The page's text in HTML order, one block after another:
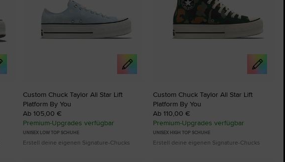
Custom Chuck Taylor All Star Lift
Platform By You
Ab 105,00 €
Premium-Upgrades verfügbar
UNISEX LOW TOP SCHUHE
Erstell deine eigenen Signature-Chucks
Custom Chuck Taylor All Star Lift
Platform By You
Ab 110,00 €
Premium-Upgrades verfügbar
UNISEX HIGH TOP SCHUHE
Erstell deine eigenen Signature-Chucks